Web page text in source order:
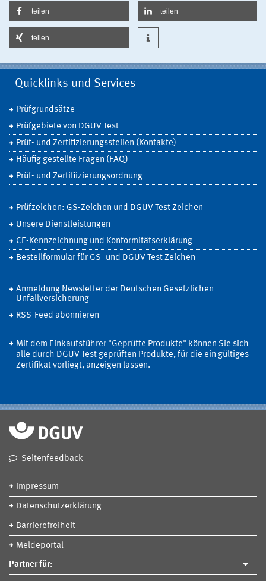
teilen teilen
teilen
Quicklinks und Services
Prüfgrundsätze
Prüfgebiete von DGUV Test
Prüf- und Zertifizierungsstellen (Kontakte)
Häufig gestellte Fragen (FAQ)
Prüf- und Zertifiizierungsordnung
Prüfzeichen: GS-Zeichen und DGUV Test Zeichen
Unsere Dienstleistungen
CE-Kennzeichnung und Konformitätserklärung
Bestellformular für GS- und DGUV Test Zeichen
Anmeldung Newsletter der Deutschen Gesetzlichen
Unfallversicherung
RSS-Feed abonnieren
Mit dem Einkaufsführer "Geprüfte Produkte" können Sie sich
alle durch DGUV Test geprüften Produkte, für die ein gültiges
Zertifikat vorliegt, anzeigen lassen.
Seitenfeedback
Impressum
Datenschutzerklärung
Barrierefreiheit
Meldeportal
Partner für: